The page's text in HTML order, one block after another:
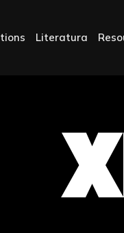
Literatura